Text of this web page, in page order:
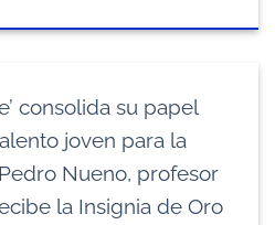
consolida su papel
joven para la
Nueno, profesor
la Insignia de Oro